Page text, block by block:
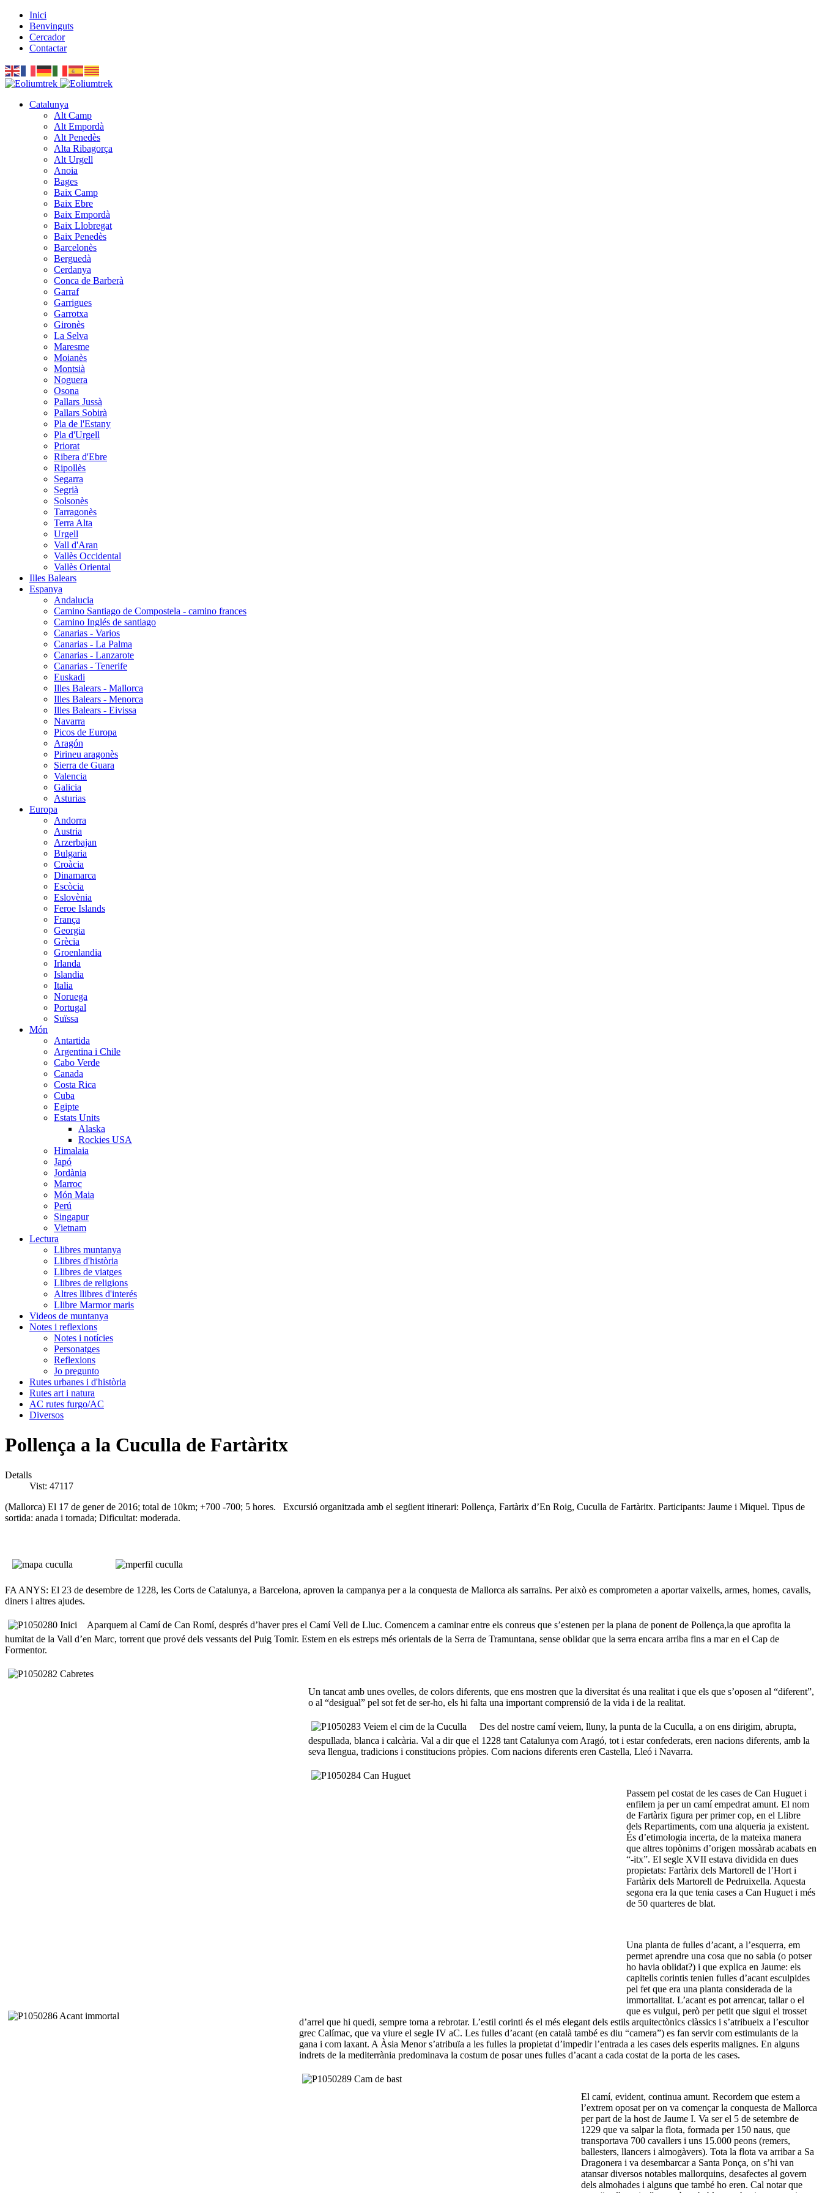
Inici
Benvinguts
Cercador
Contactar
Catalunya
Alt Camp
Alt Empordà
Alt Penedès
Alta Ribagorça
Alt Urgell
Anoia
Bages
Baix Camp
Baix Ebre
Baix Empordà
Baix Llobregat
Baix Penedès
Barcelonès
Berguedà
Cerdanya
Conca de Barberà
Garraf
Garrigues
Garrotxa
Gironès
La Selva
Maresme
Moianès
Montsià
Noguera
Osona
Pallars Jussà
Pallars Sobirà
Pla de l'Estany
Pla d'Urgell
Priorat
Ribera d'Ebre
Ripollès
Segarra
Segrià
Solsonès
Tarragonès
Terra Alta
Urgell
Vall d'Aran
Vallès Occidental
Vallès Oriental
Illes Balears
Espanya
Andalucia
Camino Santiago de Compostela - camino frances
Camino Inglés de santiago
Canarias - Varios
Canarias - La Palma
Canarias - Lanzarote
Canarias - Tenerife
Euskadi
Illes Balears - Mallorca
Illes Balears - Menorca
Illes Balears - Eivissa
Navarra
Picos de Europa
Aragón
Pirineu aragonès
Sierra de Guara
Valencia
Galicia
Asturias
Europa
Andorra
Austria
Arzerbajan
Bulgaria
Croàcia
Dinamarca
Escòcia
Eslovènia
Feroe Islands
França
Georgia
Grècia
Groenlandia
Irlanda
Islandia
Italia
Noruega
Portugal
Suïssa
Món
Antartida
Argentina i Chile
Cabo Verde
Canada
Costa Rica
Cuba
Egipte
Estats Units
Alaska
Rockies USA
Himalaia
Japó
Jordània
Marroc
Món Maia
Perú
Singapur
Vietnam
Lectura
Llibres muntanya
Llibres d'història
Llibres de viatges
Llibres de religions
Altres llibres d'interés
Llibre Marmor maris
Videos de muntanya
Notes i reflexions
Notes i notícies
Personatges
Reflexions
Jo pregunto
Rutes urbanes i d'història
Rutes art i natura
AC rutes furgo/AC
Diversos
Pollença a la Cuculla de Fartàritx
Detalls
Vist: 47117
(Mallorca) El 17 de gener de 2016; total de 10km; +700 -700; 5 hores. Excursió organitzada amb el següent itinerari: Pollença, Fartàrix d’En Roig, Cuculla de Fartàritx. Participants: Jaume i Miquel. Tipus de
sortida: anada i tornada; Dificultat: moderada.
FA ANYS: El 23 de desembre de 1228, les Corts de Catalunya, a Barcelona, aproven la campanya per a la conquesta de Mallorca als sarraïns. Per això es comprometen a aportar vaixells, armes, homes, cavalls,
diners i altres ajudes.
Aparquem al Camí de Can Romí, després d’haver pres el Camí Vell de Lluc. Comencem a caminar entre els conreus que s’estenen per la plana de ponent de Pollença,la que aprofita la
humitat de la Vall d’en Marc, torrent que prové dels vessants del Puig Tomir. Estem en els estreps més orientals de la Serra de Tramuntana, sense oblidar que la serra encara arriba fins a mar en el Cap de
Formentor.
Un tancat amb unes ovelles, de colors diferents, que ens mostren que la diversitat és una realitat i que els que s’oposen al “diferent”,
o al “desigual” pel sot fet de ser-ho, els hi falta una important comprensió de la vida i de la realitat.
Des del nostre camí veiem, lluny, la punta de la Cuculla, a on ens dirigim, abrupta,
despullada, blanca i calcària. Val a dir que el 1228 tant Catalunya com Aragó, tot i estar confederats, eren nacions diferents, amb la
seva llengua, tradicions i constitucions pròpies. Com nacions diferents eren Castella, Lleó i Navarra.
Passem pel costat de les cases de Can Huguet i
enfilem ja per un camí empedrat amunt. El nom
de Fartàrix figura per primer cop, en el Llibre
dels Repartiments, com una alqueria ja existent.
És d’etimologia incerta, de la mateixa manera
que altres topònims d’origen mossàrab acabats en
“-itx”. El segle XVII estava dividida en dues
propietats: Fartàrix dels Martorell de l’Hort i
Fartàrix dels Martorell de Pedruixella. Aquesta
segona era la que tenia cases a Can Huguet i més
de 50 quarteres de blat.
Una planta de fulles d’acant, a l’esquerra, em
permet aprendre una cosa que no sabia (o potser
ho havia oblidat?) i que explica en Jaume: els
capitells corintis tenien fulles d’acant esculpides
pel fet que era una planta considerada de la
immortalitat. L’acant es pot arrencar, tallar o el
que es vulgui, però per petit que sigui el trosset
d’arrel que hi quedi, sempre torna a rebrotar. L’estil corinti és el més elegant dels estils arquitectònics clàssics i s’atribueix a l’escultor
grec Calímac, que va viure el segle IV aC. Les fulles d’acant (en català també es diu “camera”) es fan servir com estimulants de la
gana i com laxant. A Àsia Menor s’atribuïa a les fulles la propietat d’impedir l’entrada a les cases dels esperits malignes. En alguns
indrets de la mediterrània predominava la costum de posar unes fulles d’acant a cada costat de la porta de les cases.
El camí, evident, continua amunt. Recordem que estem a
l’extrem oposat per on va començar la conquesta de Mallorca
per part de la host de Jaume I. Va ser el 5 de setembre de
1229 que va salpar la flota, formada per 150 naus, que
transportava 700 cavallers i uns 15.000 peons (remers,
ballesters, llancers i almogàvers). Tota la flota va arribar a Sa
Dragonera i va desembarcar a Santa Ponça, on s’hi van
atansar diversos notables mallorquins, desafectes al govern
dels almohades i alguns que també ho eren. Cal notar que